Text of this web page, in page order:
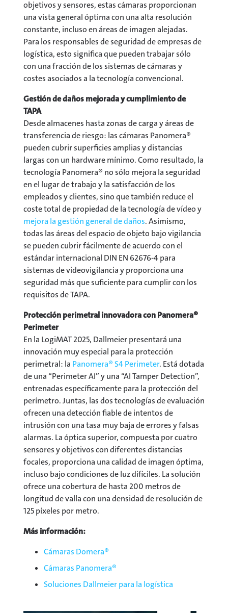
objetivos y sensores, estas cámaras proporcionan
una vista general óptima con una alta resolución
constante, incluso en áreas de imagen alejadas.
Para los responsables de seguridad de empresas de
logística, esto significa que pueden trabajar sólo
con una fracción de los sistemas de cámaras y
costes asociados a la tecnología convencional.
Gestión de daños mejorada y cumplimiento de
TAPA
Desde almacenes hasta zonas de carga y áreas de
transferencia de riesgo: las cámaras Panomera®
pueden cubrir superficies amplias y distancias
largas con un hardware mínimo. Como resultado, la
tecnología Panomera® no sólo mejora la seguridad
en el lugar de trabajo y la satisfacción de los
empleados y clientes, sino que también reduce el
coste total de propiedad de la tecnología de vídeo y
mejora la gestión general de daños. Asimismo,
todas las áreas del espacio de objeto bajo vigilancia
se pueden cubrir fácilmente de acuerdo con el
estándar internacional DIN EN 62676-4 para
sistemas de videovigilancia y proporciona una
seguridad más que suficiente para cumplir con los
requisitos de TAPA.
Protección perimetral innovadora con Panomera®
Perimeter
En la LogiMAT 2025, Dallmeier presentará una
innovación muy especial para la protección
perimetral: la Panomera® S4 Perimeter. Está dotada
de una “Perimeter AI” y una “AI Tamper Detection”,
entrenadas específicamente para la protección del
perímetro. Juntas, las dos tecnologías de evaluación
ofrecen una detección fiable de intentos de
intrusión con una tasa muy baja de errores y falsas
alarmas. La óptica superior, compuesta por cuatro
sensores y objetivos con diferentes distancias
focales, proporciona una calidad de imagen óptima,
incluso bajo condiciones de luz difíciles. La solución
ofrece una cobertura de hasta 200 metros de
longitud de valla con una densidad de resolución de
125 píxeles por metro.
Más información:
Cámaras Domera®
Cámaras Panomera®
Soluciones Dallmeier para la logística